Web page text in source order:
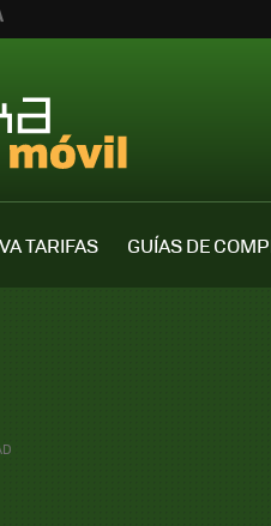
TARIFAS
GUÍAS DE